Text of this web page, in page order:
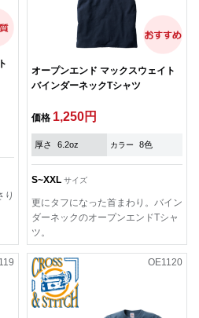
り
オープンエンド マックスウェイト
バインダーネックTシャツ
価格 1,250円
厚さ 6.2oz カラー 8色
S~XXL サイズ
更にタフになった首まわり。バイン
ダーネックのオープンエンドTシャ
ツ。
OE1120